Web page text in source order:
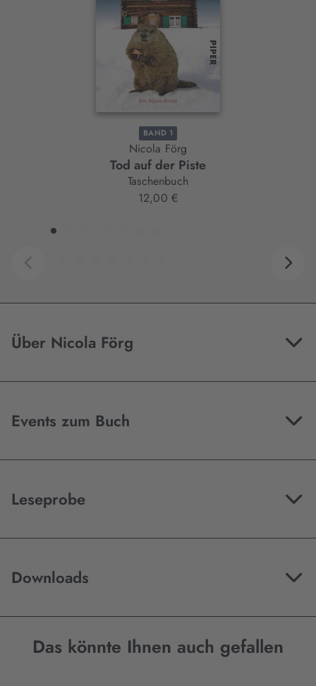
BAND 1
Nicola Förg
Tod auf der Piste
Taschenbuch
12,00 €
Über Nicola Förg
Events zum Buch
Leseprobe
Downloads
Das könnte Ihnen auch gefallen